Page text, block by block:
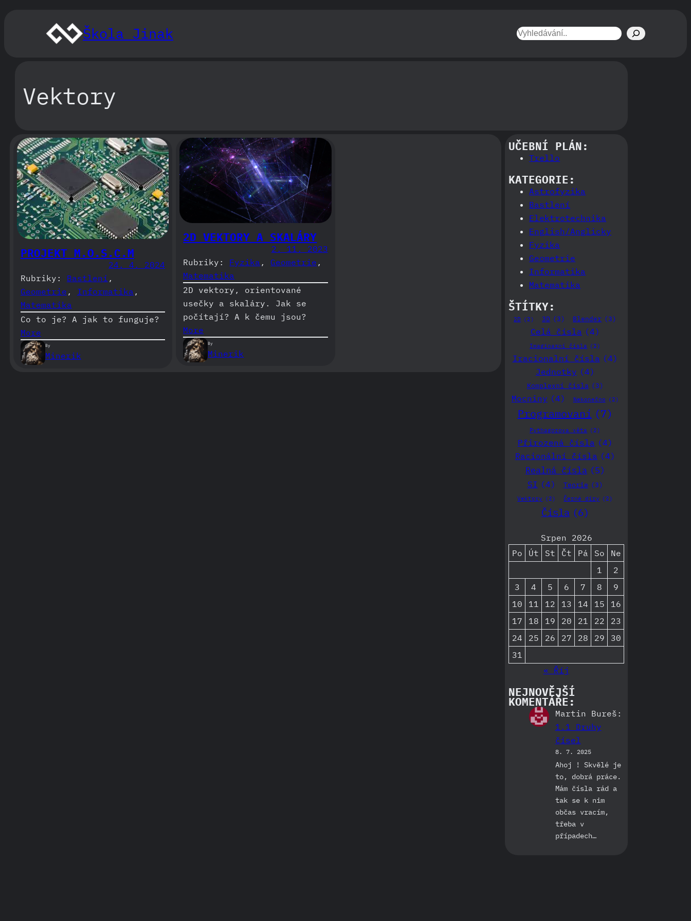
Škola Jinak Hledat
Vektory
PROJEKT M.O.S.C.M
24. 4. 2024
Rubriky: Bastlení
Geometrie , Informatika
Matematika
Co to je? A jak to funguje?
More
By
Minerik
2D VEKTORY A SKALÁRY
2. 11. 2023
Rubriky: Fyzika , Geometrie
Matematika
2D vektory, orientované
usečky a skaláry. Jak se
počítají? A k čemu jsou?
More
By
Minerik
UČEBNÍ PLÁN:
Trello
KATEGORIE:
Astrofyzika
Bastlení
Elektrotechnika
English/Anglicky
Fyzika
Geometrie
Informatika
Matematika
ŠTÍTKY:
2D (2) 3D (3) Blender (3)
Celá čísla (4)
Imaginarní čísla (2)
Iracionalní čísla (4)
Jednotky (4)
Komplexní čísla (3)
Mocniny (4) Nekonečno (2)
Programovaní (7)
Pythagorova věta (2)
Přirozená čísla (4)
Racionální čísla (4)
Realná čísla (5)
SI (4) Teorie (3)
Vektory (2) Černé díry (2)
Čísla (6)
Srpen 2026
Po
Út St Čt Pá So
Ne
1
2
3
4 5 6 7 8
9
10
11 12 13 14 15
16
17
18 19 20 21 22
23
24
25 26 27 28 29
30
31
« Říj
NEJNOVĚJŠÍ
KOMENTÁŘE:
Martin Bureš :
1.1 Druhy
čísel
8. 7. 2025
Ahoj ! Skvělé je
to, dobrá práce.
Mám čísla rád a
tak se k nim
občas vracím,
třeba v
případech…